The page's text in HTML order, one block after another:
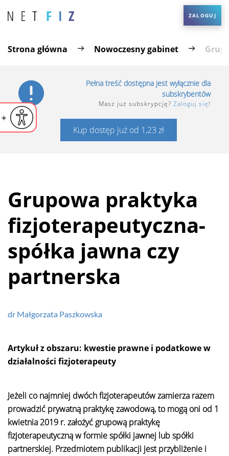
czcionkę
czcionka
Powiększ czcionkę
ZALOGUJ
Strona główna Nowoczesny gabinet
Pełna treść dostępna jest wyłącznie dla
subskrybentów
Masz już subskrypcję?Zaloguj się!
Kup dostęp już od 1,23 zł
Grupowa praktyka
fizjoterapeutyczna-
spółka jawna czy
partnerska
dr Małgorzata Paszkowska
Artykuł z obszaru: kwestie prawne i podatkowe w
działalności fizjoterapeuty
Jeżeli co najmniej dwóch fizjoterapeutów zamierza razem
prowadzić prywatną praktykę zawodową, to mogą oni od 1
kwietnia 2019 r. założyć grupową praktykę
fizjoterapeutyczną w formie spółki jawnej lub spółki
partnerskiej. Przedmiotem publikacji jest przybliżenie i